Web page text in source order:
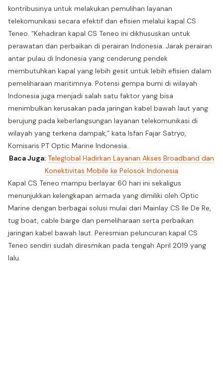
kontribusinya untuk melakukan pemulihan layanan
telekomunikasi secara efektif dan efisien melalui kapal CS
Teneo. “Kehadiran kapal CS Teneo ini dikhususkan untuk
perawatan dan perbaikan di perairan Indonesia. Jarak perairan
antar pulau di Indonesia yang cenderung pendek
membutuhkan kapal yang lebih gesit untuk lebih efisien dalam
pemeliharaan maritimnya. Potensi gempa bumi di wilayah
Indonesia juga menjadi salah satu faktor yang bisa
menimbulkan kerusakan pada jaringan kabel bawah laut yang
berujung pada keberlangsungan layanan telekomunikasi di
wilayah yang terkena dampak,” kata Isfan Fajar Satryo,
Komisaris PT Optic Marine Indonesia.
Baca Juga: Teleglobal Hadirkan Layanan Akses Broadband dan
Konektivitas Mobile ke Pelosok Indonesia
Kapal CS Teneo mampu berlayar 60 hari ini sekaligus
menunjukkan kelengkapan armada yang dimiliki oleh Optic
Marine dengan berbagai solusi mulai dari Mainlay CS Ile De Re,
tug boat, cable barge dan pemeliharaan serta perbaikan
jaringan kabel bawah laut. Peresmian peluncuran kapal CS
Teneo sendiri sudah diresmikan pada tengah April 2019 yang
lalu.